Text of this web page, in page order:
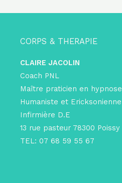
CORPS & THERAPIE
CLAIRE JACOLIN
Coach PNL
Maître praticien en hypnose
Humaniste et Ericksonienne
Infirmière D.E
13 rue pasteur 78300 Poissy
TEL: 07 68 59 55 67